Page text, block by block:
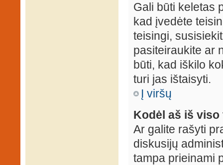
Gali būti keletas
kad įvedėte
teisingi,
pasiteiraukite ar
būti, kad iškilo
turi jas ištaisyti.
Į viršų
Kodėl aš iš
Ar galite rašyti
diskusijų
tampa prieinami